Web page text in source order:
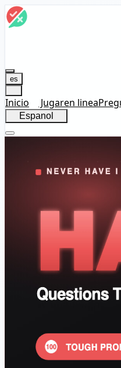
es
Inicio Jugaren linea
Espanol